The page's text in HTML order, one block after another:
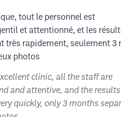
tout le personnel est
et attentionné, et les
très rapidement, seulement 3
photos
clinic, all the staff are
and attentive, and the results
quickly, only 3 months